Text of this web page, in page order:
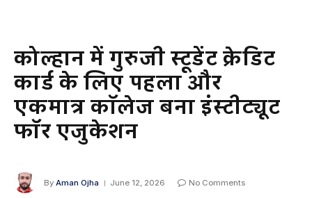
कोल्हान में गुरुजी स्टूडेंट क्रेडिट
कार्ड के लिए पहला और
एकमात्र कॉलेज बना इंस्टीट्यूट
फॉर एजुकेशन
By Aman Ojha June 12, 2026 No Comments